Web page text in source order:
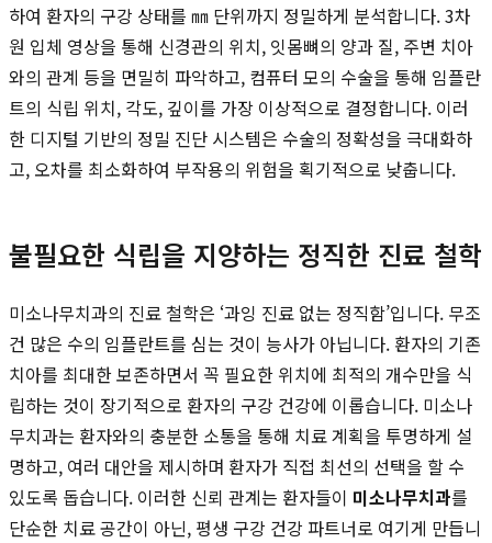
하여 환자의 구강 상태를 ㎜ 단위까지 정밀하게 분석합니다. 3차
원 입체 영상을 통해 신경관의 위치, 잇몸뼈의 양과 질, 주변 치아
와의 관계 등을 면밀히 파악하고, 컴퓨터 모의 수술을 통해 임플란
트의 식립 위치, 각도, 깊이를 가장 이상적으로 결정합니다. 이러
한 디지털 기반의 정밀 진단 시스템은 수술의 정확성을 극대화하
고, 오차를 최소화하여 부작용의 위험을 획기적으로 낮춥니다.
불필요한 식립을 지양하는 정직한 진료 철학
미소나무치과의 진료 철학은 ‘과잉 진료 없는 정직함’입니다. 무조
건 많은 수의 임플란트를 심는 것이 능사가 아닙니다. 환자의 기존
치아를 최대한 보존하면서 꼭 필요한 위치에 최적의 개수만을 식
립하는 것이 장기적으로 환자의 구강 건강에 이롭습니다. 미소나
무치과는 환자와의 충분한 소통을 통해 치료 계획을 투명하게 설
명하고, 여러 대안을 제시하며 환자가 직접 최선의 선택을 할 수
있도록 돕습니다. 이러한 신뢰 관계는 환자들이 미소나무치과를
단순한 치료 공간이 아닌, 평생 구강 건강 파트너로 여기게 만듭니